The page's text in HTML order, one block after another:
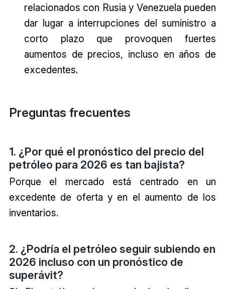
relacionados con Rusia y Venezuela pueden
dar lugar a interrupciones del suministro a
corto plazo que provoquen fuertes
aumentos de precios, incluso en años de
excedentes.
Preguntas frecuentes
1. ¿Por qué el pronóstico del precio del
petróleo para 2026 es tan bajista?
Porque el mercado está centrado en un
excedente de oferta y en el aumento de los
inventarios.
2. ¿Podría el petróleo seguir subiendo en
2026 incluso con un pronóstico de
superávit?